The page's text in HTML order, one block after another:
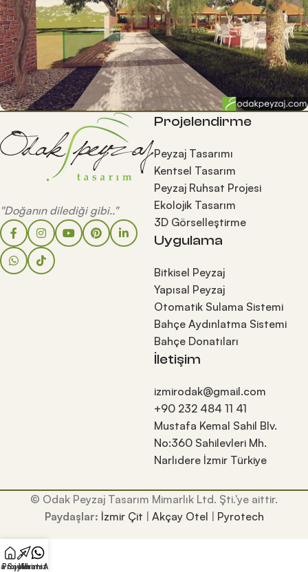
"Doğanın dilediği gibi.."
Projelendirme
Peyzaj Tasarımı
Kentsel Tasarım
Peyzaj Ruhsat Projesi
Ekolojik Tasarım
3D Görselleştirme
Uygulama
Bitkisel Peyzaj
Yapısal Peyzaj
Otomatik Sulama Sistemi
Bahçe Aydınlatma Sistemi
Bahçe Donatıları
İletişim
izmirodak@gmail.com
+90 232 484 11 41
Mustafa Kemal Sahil Blv.
No:360 Sahilevleri Mh.
Narlıdere İzmir Türkiye
© Odak Peyzaj Tasarım Mimarlık Ltd. Şti.'ye aittir.
Paydaşlar: İzmir Çit | Akçay Otel | Pyrotech
Sayfa
Projelerimiz
WhatsApp